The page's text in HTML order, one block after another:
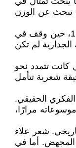
لم تكن تبحث عن الوزن
في العام 1967، وكان بعدُ تلميذًا، تعلّم كيف يضع قلبه على الورق. لم يكن الشعر عنده تمرينًا لغويًا أو انفعالًا عابرًا، بل كان طريقًا للمعرفة ومجابهة الوجود. وفي 1976، حين وقف في
لم تكن
تتمدد نحو
شعرية تتأمل
الحقيقي.
مرارًا،
شعر علاء
أما في